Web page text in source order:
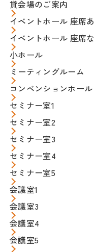
貸会場のご案内
イベントホール 座席あ
イベントホール 座席な
小ホール
ミーティングルーム
コンベンションホール
セミナー室1
セミナー室2
セミナー室3
セミナー室4
セミナー室5
会議室1
会議室3
会議室4
会議室5